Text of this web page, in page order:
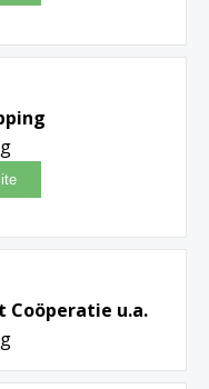
Coöperatie u.a.